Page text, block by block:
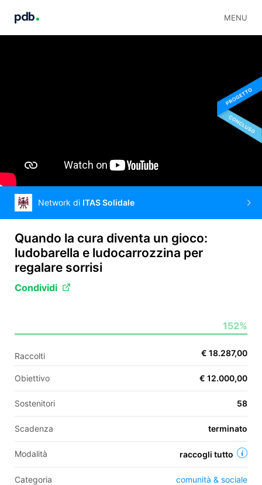
MENU
IT
ES
Network di ITAS Solidale
Quando la cura diventa un gioco:
ludobarella e ludocarrozzina per
regalare sorrisi
Condividi
152%
Raccolti € 18.287,00
Obiettivo € 12.000,00
Sostenitori 58
Scadenza terminato
Modalità raccogli tutto
Categoria comunità & sociale